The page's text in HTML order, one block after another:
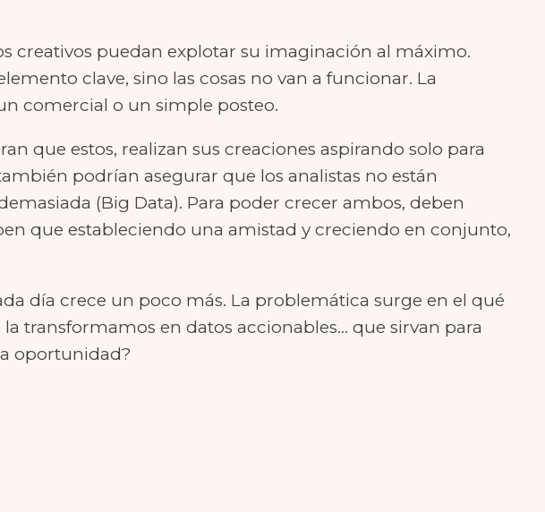
creativos puedan explotar su imaginación al máximo.
clave, sino las cosas no van a funcionar. La
comercial o un simple posteo.
que estos, realizan sus creaciones aspirando solo para
podrían asegurar que los analistas no están
(Big Data). Para poder crecer ambos, deben
que estableciendo una amistad y creciendo en conjunto,
día crece un poco más. La problemática surge en el qué
transformamos en datos accionables… que sirvan para
oportunidad?